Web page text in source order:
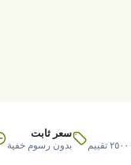
سعر ثابت
بدون رسوم خفية